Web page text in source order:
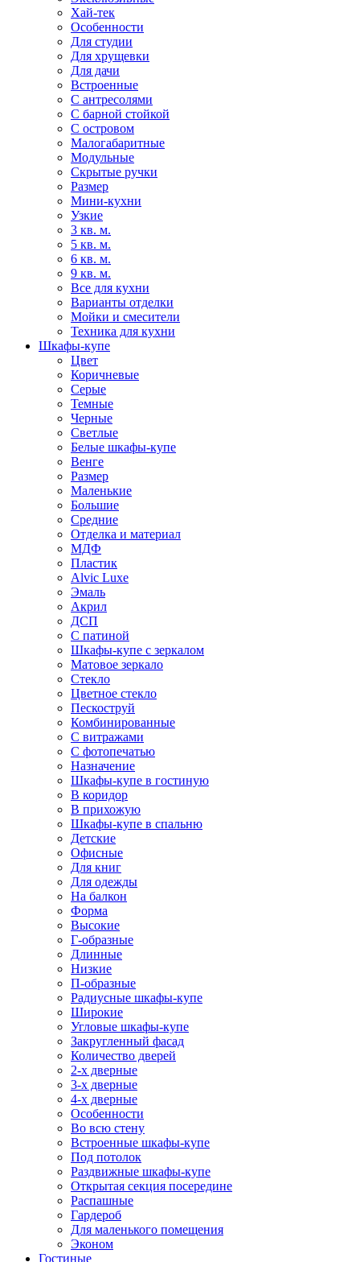
Хай-тек
Особенности
Для студии
Для хрущевки
Для дачи
Встроенные
С антресолями
С барной стойкой
С островом
Малогабаритные
Модульные
Скрытые ручки
Размер
Мини-кухни
Узкие
3 кв. м.
5 кв. м.
6 кв. м.
9 кв. м.
Все для кухни
Варианты отделки
Мойки и смесители
Техника для кухни
Шкафы-купе
Цвет
Коричневые
Серые
Темные
Черные
Светлые
Белые шкафы-купе
Венге
Размер
Маленькие
Большие
Средние
Отделка и материал
МДФ
Пластик
Alvic Luxe
Эмаль
Акрил
ДСП
С патиной
Шкафы-купе с зеркалом
Матовое зеркало
Стекло
Цветное стекло
Пескоструй
Комбинированные
С витражами
С фотопечатью
Назначение
Шкафы-купе в гостиную
В коридор
В прихожую
Шкафы-купе в спальню
Детские
Офисные
Для книг
Для одежды
На балкон
Форма
Высокие
Г-образные
Длинные
Низкие
П-образные
Радиусные шкафы-купе
Широкие
Угловые шкафы-купе
Закругленный фасад
Количество дверей
2-х дверные
3-х дверные
4-х дверные
Особенности
Во всю стену
Встроенные шкафы-купе
Под потолок
Раздвижные шкафы-купе
Открытая секция посередине
Распашные
Гардероб
Для маленького помещения
Эконом
Гостиные